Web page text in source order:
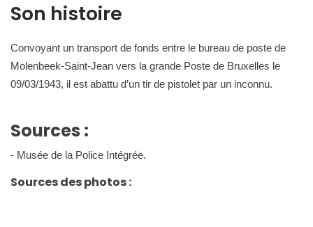
Son histoire
Convoyant un transport de fonds entre le bureau de poste de
Molenbeek-Saint-Jean vers la grande Poste de Bruxelles le
09/03/1943, il est abattu d’un tir de pistolet par un inconnu.
Sources :
- Musée de la Police Intégrée.
Sources des photos :